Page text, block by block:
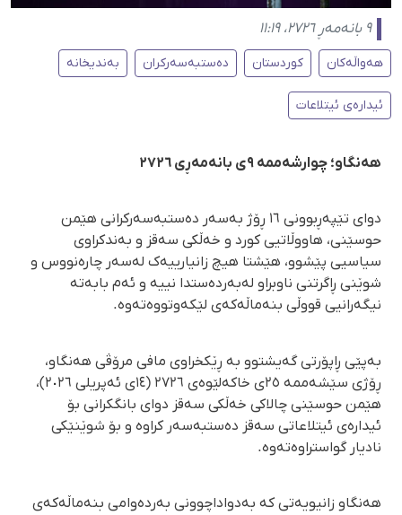
٩ بانەمەڕ ٢٧٢٦، ١١:١٩
هەواڵەکان کوردستان دەستبەسەرکران بەندیخانە
ئیدارەی ئیتلاعات
هەنگاو؛ چوارشەممە ٩ی بانەمەڕی ٢٧٢٦
دوای تێپەڕبوونی ١٦ ڕۆژ بەسەر دەستبەسەرکرانی هێمن
حوسێنی، هاووڵاتیی کورد و خەڵکی سەقز و بەندکراوی
سیاسیی پێشوو، هێشتا هیچ زانیارییەک لەسەر چارەنووس و
شوێنی ڕاگرتنی ناوبراو لەبەردەستدا نییە و ئەم بابەتە
نیگەرانیی قووڵی بنەماڵەکەی لێکەوتووەتەوە.
بەپێی ڕاپۆرتی گەیشتوو بە ڕێکخراوی مافی مرۆڤی هەنگاو،
ڕۆژی سێشەممە ٢٥ی خاکەلێوەی ٢٧٢٦ (١٤ی ئەپریلی ٢٠٢٦)،
هێمن حوسێنی چالاکی خەڵکی سەقز دوای بانگکرانی بۆ
ئیدارەی ئیتلاعاتی سەقز دەستبەسەر کراوە و بۆ شوێنێکی
نادیار گواستراوەتەوە.
هەنگاو زانیویەتی کە بەدواداچوونی بەردەوامی بنەماڵەکەی